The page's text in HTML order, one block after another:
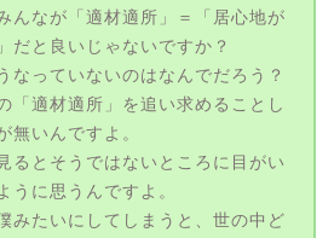
んなが「適材適所」＝「居心地が
だと良いじゃないですか？
なっていないのはなんでだろう？
「適材適所」を追い求めることし
無いんですよ。
るとそうではないところに目がい
うに思うんですよ。
みたいにしてしまうと、世の中ど